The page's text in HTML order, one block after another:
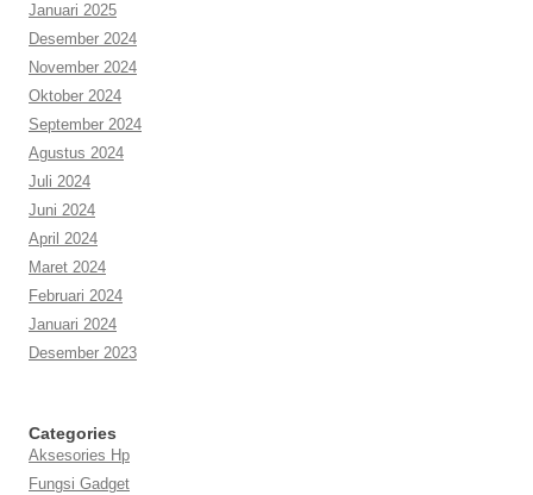
Januari 2025
Desember 2024
November 2024
Oktober 2024
September 2024
Agustus 2024
Juli 2024
Juni 2024
April 2024
Maret 2024
Februari 2024
Januari 2024
Desember 2023
Categories
Aksesories Hp
Fungsi Gadget